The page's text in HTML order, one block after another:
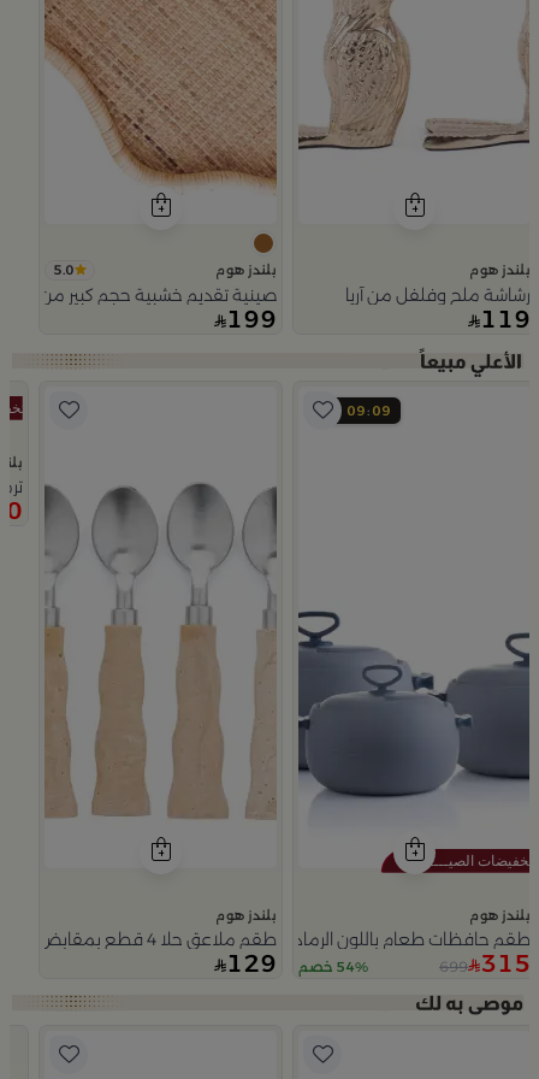
بلندز هوم
رشاشة ملح وفلفل من آريا
119
بلندز هوم 5.0
صينية تقديم خشبية حجم كبير من اورورا
199
Slide 1 of 5
09 08
بلندز هوم
طقم حافظات طعام باللون الرمادي من أزوريا
315
699 54% خصم
بلندز هوم
طقم ملاعق حلا 4 قطع بمقابض ريزن من ملاذ
129
Slide 1 of 5